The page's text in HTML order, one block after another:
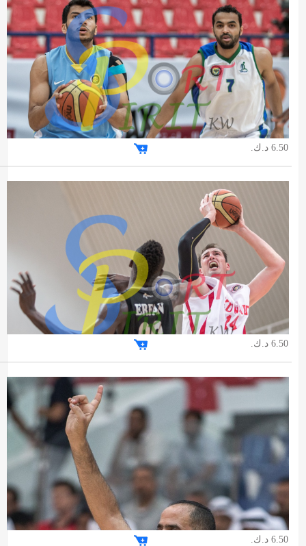
6.50 د.ك.
6.50 د.ك.
6.50 د.ك.